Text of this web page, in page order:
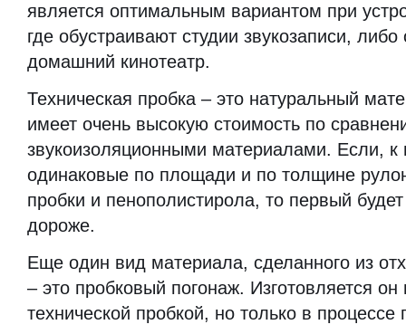
является оптимальным вариантом при
где обустраивают студии звукозаписи, либо
домашний кинотеатр.
Техническая пробка – это натуральный
имеет очень высокую стоимость по
звукоизоляционными материалами. Если, к
одинаковые по площади и по толщине
пробки и пенополистирола, то первый
дороже.
Еще один вид материала, сделанного из
– это пробковый погонаж. Изготовляется он
технической пробкой, но только в процессе